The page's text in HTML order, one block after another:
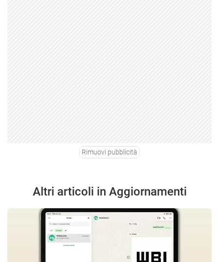
Rimuovi pubblicità
Altri articoli in Aggiornamenti